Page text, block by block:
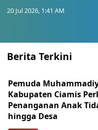
20 Jul 2026, 1:41 AM
Berita Terkini
Pemuda
Kabupaten Ciamis
Penanganan Anak
hingga Desa